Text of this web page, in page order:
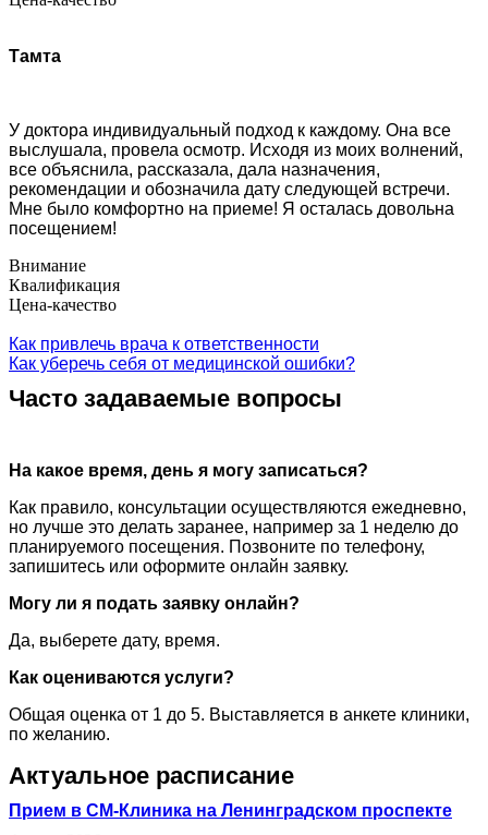
Тамта
У доктора индивидуальный подход к каждому. Она все
выслушала, провела осмотр. Исходя из моих волнений,
все объяснила, рассказала, дала назначения,
рекомендации и обозначила дату следующей встречи.
Мне было комфортно на приеме! Я осталась довольна
посещением!
Внимание
Квалификация
Цена-качество
Как привлечь врача к ответственности
Как уберечь себя от медицинской ошибки?
Часто задаваемые вопросы
На какое время, день я могу записаться?
Как правило, консультации осуществляются ежедневно,
но лучше это делать заранее, например за 1 неделю до
планируемого посещения. Позвоните по телефону,
запишитесь или оформите онлайн заявку.
Могу ли я подать заявку онлайн?
Да, выберете дату, время.
Как оцениваются услуги?
Общая оценка от 1 до 5. Выставляется в анкете клиники,
по желанию.
Актуальное расписание
Прием в СМ-Клиника на Ленинградском проспекте